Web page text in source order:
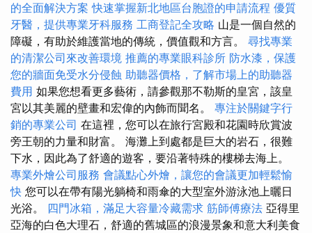
的全面解決方案 快速掌握新北地區台胞證的申請流程 優質
牙醫，提供專業牙科服務 工商登記全攻略 山是一個自然的
障礙，有助於維護當地的傳統，價值觀和方言。 尋找專業
的清潔公司來改善環境 推薦的專業眼科診所 防水漆，保護
您的牆面免受水分侵蝕 助聽器價格，了解市場上的助聽器
費用 如果您想看更多藝術，請參觀那不勒斯的皇宮，該皇
宮以其美麗的壁畫和宏偉的內飾而聞名。 專注於關鍵字行
銷的專業公司 在這裡，您可以在旅行宮殿和花園時欣賞波
旁王朝的力量和財富。 海灘上到處都是巨大的岩石，很難
下水，因此為了舒適的遊客，要沿著特殊的樓梯去海上。
專業外燴公司服務 會議點心外燴，讓您的會議更加輕鬆愉
快 您可以在帶有陽光躺椅和雨傘的大型室外游泳池上曬日
光浴。 四門冰箱，滿足大容量冷藏需求 筋師傅療法 亞得里
亞海的白色大理石，舒適的舊城區的浪漫景象和意大利美食